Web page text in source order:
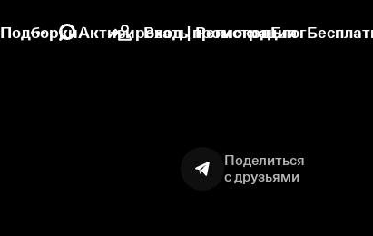
ПодборкиАктивировать промокодБлог
Вход | Регистрация
Поделиться
с друзьями